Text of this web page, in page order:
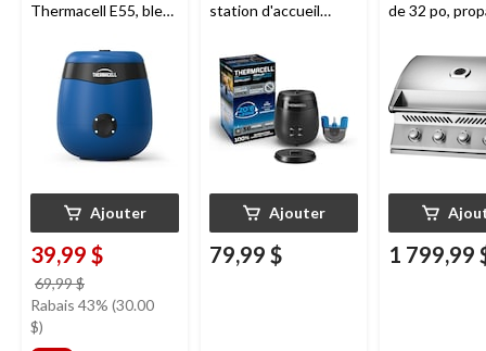
Thermacell E55, bleu
Ajouter
39,99 $
69,99 $
était
Rabais 43% (30.00
$)
station d'accueil
charbon
Ajouter
79,99 $
de 32 po,
1 799,99